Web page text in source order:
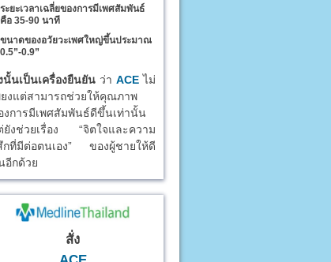
ระยะเวลาเฉลี่ยของการมีเพศสัมพันธ์
คือ 35-90 นาที
ขนาดของอวัยวะเพศใหญ่ขึ้นประมาณ
0.5”-0.9”
นั้นเป็นเครื่องยืนยัน ว่า ACE ไม่
ยงแต่สามารถช่วยให้คุณภาพ
งการมีเพศสัมพันธ์ดีขึ้นเท่านั้น
ยังช่วยเรื่อง “จิตใจและความ
กที่มีต่อตนเอง” ของผู้ชายให้ดี
อีกด้วย
สั่ง